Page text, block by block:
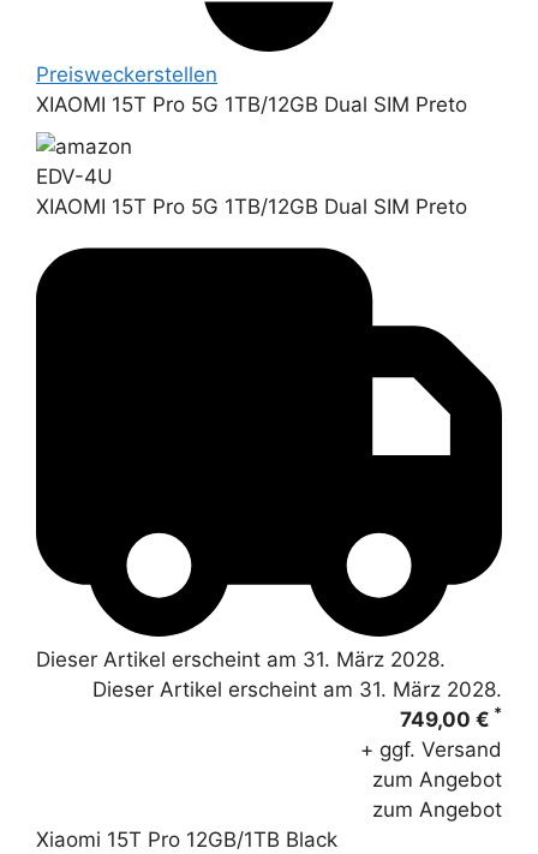
Preisweckerstellen
XIAOMI 15T Pro 5G 1TB/12GB Dual SIM Preto
EDV-4U
XIAOMI 15T Pro 5G 1TB/12GB Dual SIM Preto
Dieser Artikel erscheint am 31. März 2028.
Dieser Artikel erscheint am 31. März 2028.
749,00 € *
+ ggf. Versand
zum Angebot
zum Angebot
Xiaomi 15T Pro 12GB/1TB Black